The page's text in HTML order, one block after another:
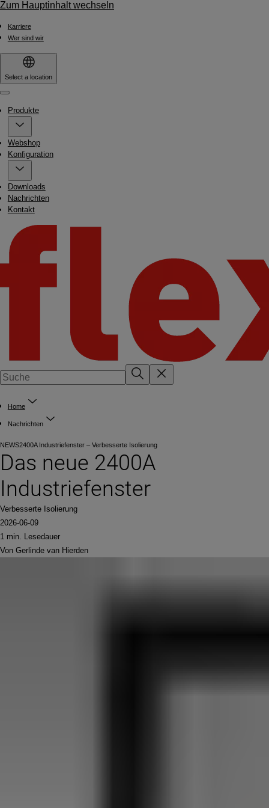
Zum Hauptinhalt wechseln
Karriere
Wer sind wir
Select a location
Produkte
Webshop
Konfiguration
Downloads
Nachrichten
Kontakt
Home
Nachrichten
NEWS2400A Industriefenster – Verbesserte Isolierung
Das neue 2400A
Industriefenster
Verbesserte Isolierung
2026-06-09
1 min. Lesedauer
Von Gerlinde van Hierden